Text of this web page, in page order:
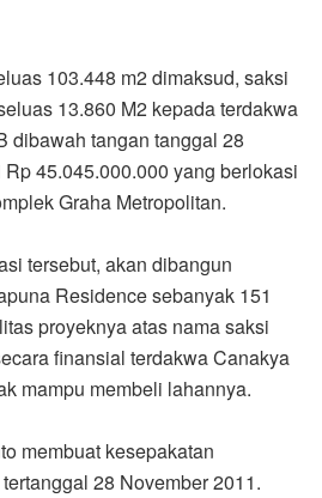
103.448 m2 dimaksud, saksi
13.860 M2 kepada terdakwa
dibawah tangan tanggal 28
45.045.000.000 yang berlokasi
Graha Metropolitan.
tersebut, akan dibangun
Residence sebanyak 151
proyeknya atas nama saksi
finansial terdakwa Canakya
mampu membeli lahannya.
membuat kesepakatan
28 November 2011.